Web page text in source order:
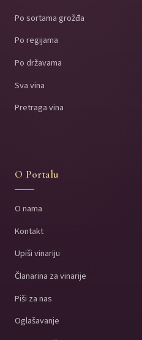
Po sortama grožđa
Po regijama
Po državama
Sva vina
Pretraga vina
O Portalu
O nama
Kontakt
Upiši vinariju
Članarina za vinarije
Piši za nas
Oglašavanje